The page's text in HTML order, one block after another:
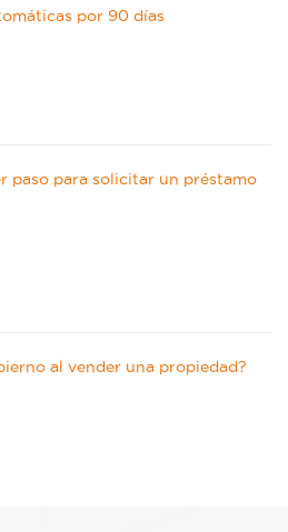
por 90 días
paso para solicitar un préstamo
al vender una propiedad?